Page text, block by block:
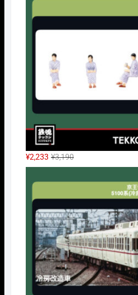
¥32,450
し
た。
は
で
す。
¥3,190元
の
価
¥3,190
で
し
た。
¥2,233
現
在
の
は
¥2,233
で
す。